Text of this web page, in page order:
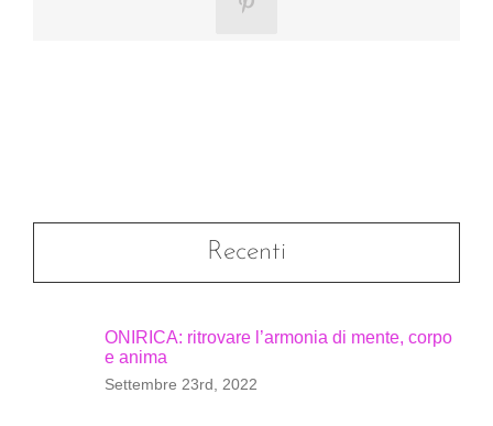
Pinterest
Recenti
ONIRICA: ritrovare l’armonia di mente, corpo
e anima
Settembre 23rd, 2022